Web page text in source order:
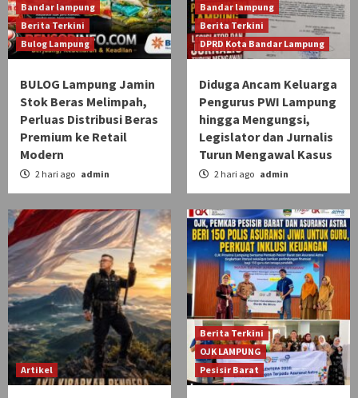
Bandar lampung
Berita Terkini
Bulog Lampung
BULOG Lampung Jamin
Stok Beras Melimpah,
Perluas Distribusi Beras
Premium ke Retail
Modern
2 hari ago admin
Bandar lampung
Berita Terkini
DPRD Kota Bandar Lampung
Diduga Ancam Keluarga
Pengurus PWI Lampung
hingga Mengungsi,
Legislator dan Jurnalis
Turun Mengawal Kasus
2 hari ago admin
Artikel
Berita Terkini
OJK LAMPUNG
Pesisir Barat